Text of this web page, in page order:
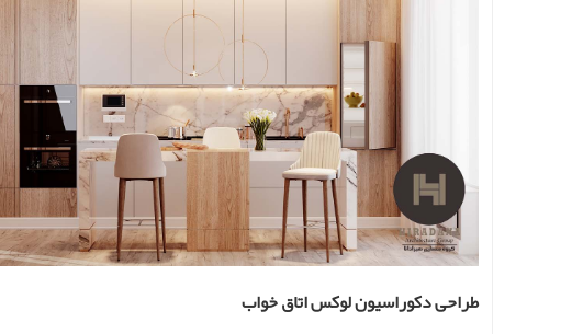
طراحی دکوراسیون لوکس اتاق خواب